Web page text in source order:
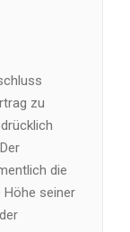
zu
die
Höhe seiner